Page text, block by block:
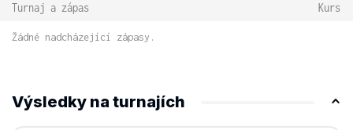
Turnaj a zápas Kurs
Žádné nadcházející zápasy.
Výsledky na turnajích